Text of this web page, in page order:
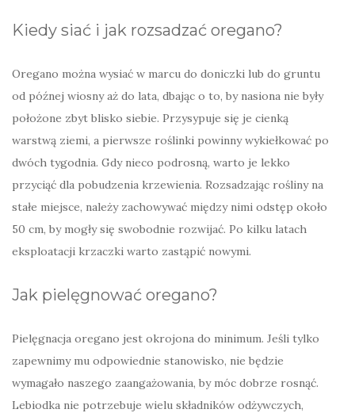
Kiedy siać i jak rozsadzać oregano?
Oregano można wysiać w marcu do doniczki lub do gruntu
od późnej wiosny aż do lata, dbając o to, by nasiona nie były
położone zbyt blisko siebie. Przysypuje się je cienką
warstwą ziemi, a pierwsze roślinki powinny wykiełkować po
dwóch tygodnia. Gdy nieco podrosną, warto je lekko
przyciąć dla pobudzenia krzewienia. Rozsadzając rośliny na
stałe miejsce, należy zachowywać między nimi odstęp około
50 cm, by mogły się swobodnie rozwijać. Po kilku latach
eksploatacji krzaczki warto zastąpić nowymi.
Jak pielęgnować oregano?
Pielęgnacja oregano jest okrojona do minimum. Jeśli tylko
zapewnimy mu odpowiednie stanowisko, nie będzie
wymagało naszego zaangażowania, by móc dobrze rosnąć.
Lebiodka nie potrzebuje wielu składników odżywczych,